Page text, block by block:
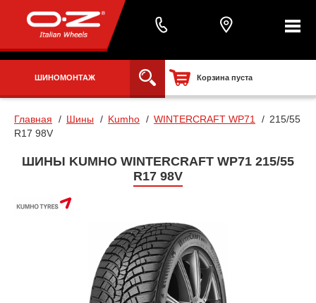
ШИНОМОНТАЖ Корзина пуста
Главная Шины Kumho WINTERCRAFT WP71
215/55
R17 98V
ШИНЫ KUMHO WINTERCRAFT WP71 215/55
R17 98V